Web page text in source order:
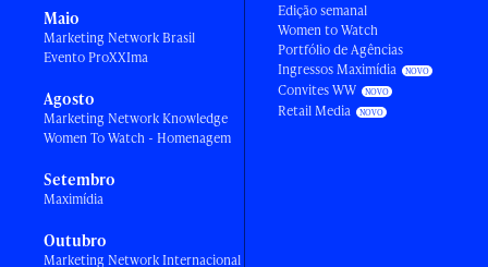
Maio
Marketing Network Brasil
Evento ProXXIma
Agosto
Marketing Network Knowledge
Women To Watch - Homenagem
Setembro
Maximídia
Outubro
Marketing Network Internacional
Edição semanal
Women to Watch
Portfólio de Agências
Ingressos Maximídia
Convites WW
Retail Media